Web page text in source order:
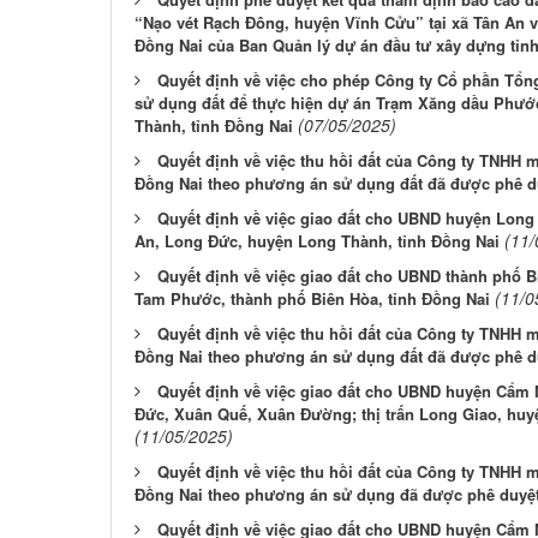
“Nạo vét Rạch Đông, huyện Vĩnh Cửu” tại xã Tân An
Đồng Nai của Ban Quản lý dự án đầu tư xây dựng tỉnh
Quyết định về việc cho phép Công ty Cổ phần
sử dụng đất để thực hiện dự án Trạm Xăng dầu
Thành, tỉnh Đồng Nai (07/05/2025)
Quyết định về việc thu hồi đất của Công ty TNHH
Đồng Nai theo phương án sử dụng đất đã được phê
Quyết định về việc giao đất cho UBND huyện
An, Long Đức, huyện Long Thành, tỉnh Đồng Nai
Quyết định về việc giao đất cho UBND thành phố
Tam Phước, thành phố Biên Hòa, tỉnh Đồng Nai (11/
Quyết định về việc thu hồi đất của Công ty TNHH
Đồng Nai theo phương án sử dụng đất đã được phê
Quyết định về việc giao đất cho UBND huyện
Đức, Xuân Quế, Xuân Đường; thị trấn Long Giao,
(11/05/2025)
Quyết định về việc thu hồi đất của Công ty TNHH
Đồng Nai theo phương án sử dụng đã được phê
Quyết định về việc giao đất cho UBND huyện